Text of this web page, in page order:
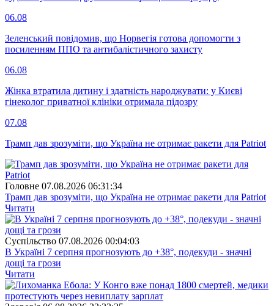
06.08
Зеленський повідомив, що Норвегія готова допомогти з
посиленням ППО та антибалістичного захисту
06.08
Жінка втратила дитину і здатність народжувати: у Києві
гінеколог приватної клініки отримала підозру
07.08
Трамп дав зрозуміти, що Україна не отримає ракети для Patriot
Головне 07.08.2026 06:31:34
Трамп дав зрозуміти, що Україна не отримає ракети для Patriot
Читати
Суспiльство 07.08.2026 00:04:03
В Україні 7 серпня прогнозують до +38°, подекуди - значні
дощі та грози
Читати